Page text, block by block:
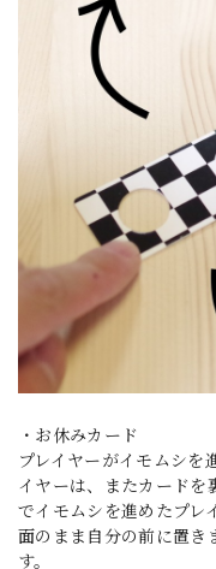
・お休みカード
プレイヤーがイモムシを
イヤーは、またカードを
でイモムシを進めたプレ
面のまま自分の前に置き
す。